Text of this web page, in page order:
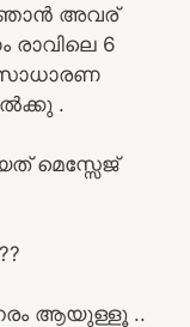
ഞാൻ അവര്
6
.
മെസ്സേജ്
ആയുള്ളൂ ..